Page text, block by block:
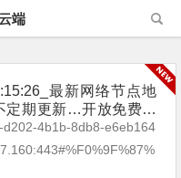
端
最新网络节点地
期更新…开放免费分
点香港|日本|韩国|新加
|…
4b1b-8db8-e6eb164